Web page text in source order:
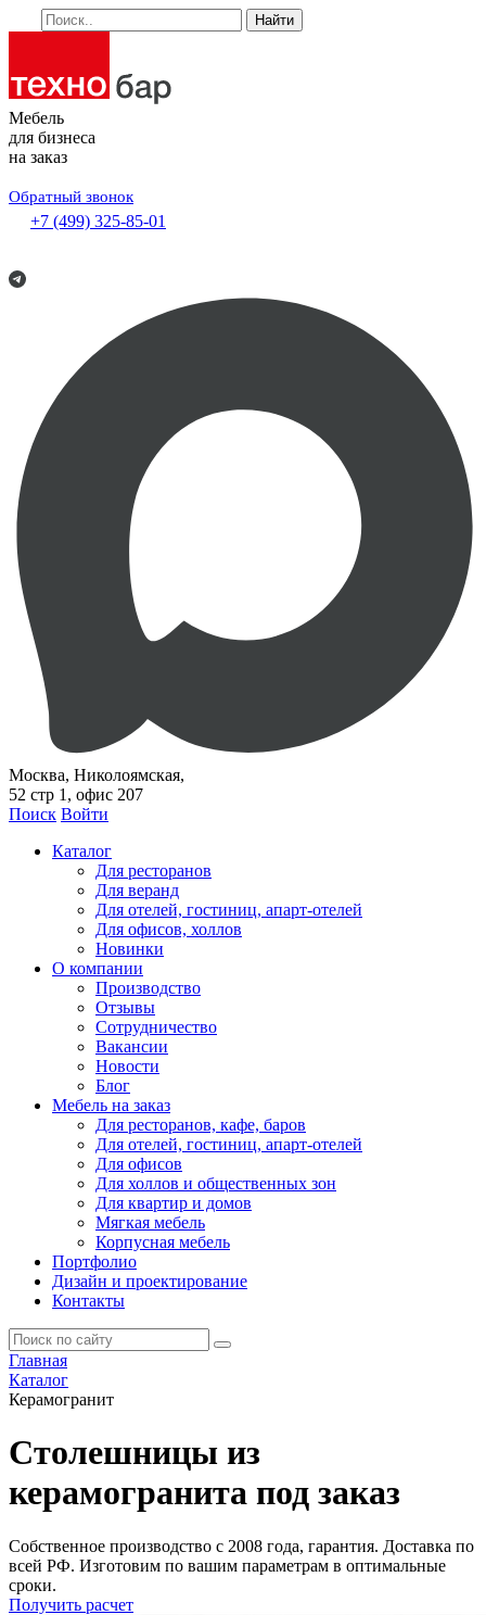
Найти
Мебель
для бизнеса
на заказ
Обратный звонок
+7 (499) 325-85-01
Москва, Николоямская,
52 стр 1, офис 207
Поиск Войти
Каталог
Для ресторанов
Для веранд
Для отелей, гостиниц, апарт-отелей
Для офисов, холлов
Новинки
О компании
Производство
Отзывы
Сотрудничество
Вакансии
Новости
Блог
Мебель на заказ
Для ресторанов, кафе, баров
Для отелей, гостиниц, апарт-отелей
Для офисов
Для холлов и общественных зон
Для квартир и домов
Мягкая мебель
Корпусная мебель
Портфолио
Дизайн и проектирование
Контакты
Главная
Каталог
Керамогранит
Столешницы из
керамогранита под заказ
Собственное производство с 2008 года, гарантия. Доставка по
всей РФ. Изготовим по вашим параметрам в оптимальные
сроки.
Получить расчет